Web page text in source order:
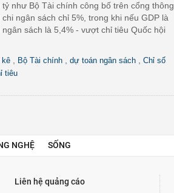
như Bộ Tài chính công bố trên cổng thông
ngân sách chỉ 5%, trong khi nếu GDP là
sách là 5,4% - vượt chỉ tiêu Quốc hội
kê Bộ Tài chính dự toán ngân sách
Chỉ số
tiêu
NGHỆ SỐNG
Liên hệ quảng cáo